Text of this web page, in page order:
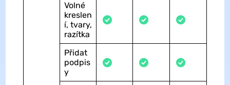
Volné
kreslen
í, tvary,
razítka
Přidat
podpis
y